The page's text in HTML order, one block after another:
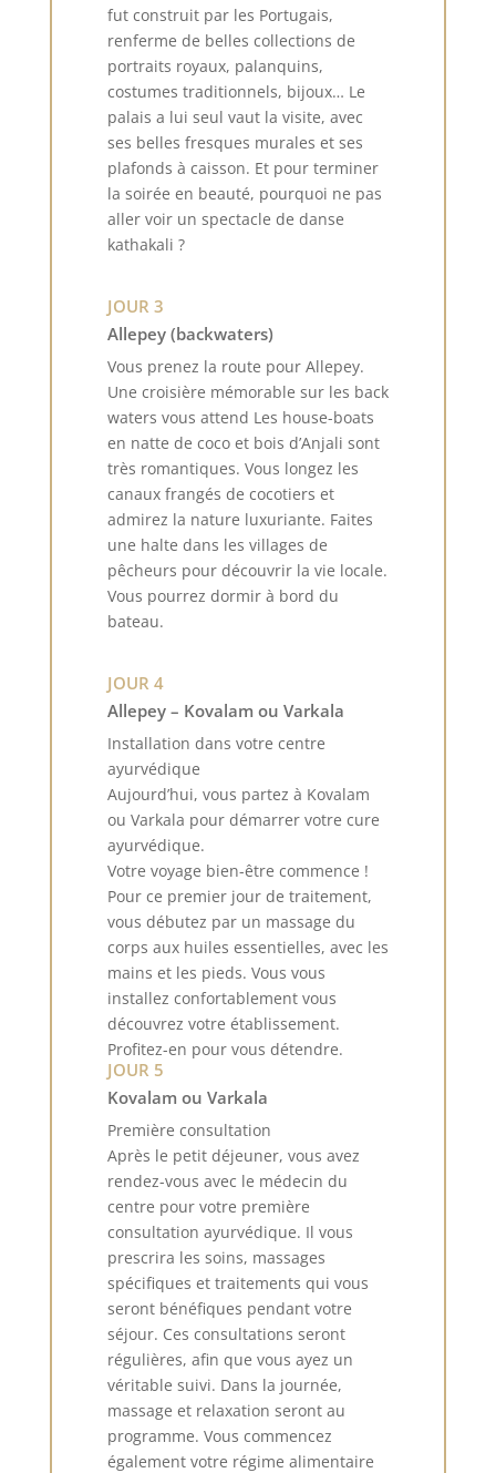
fut construit par les Portugais,
renferme de belles collections de
portraits royaux, palanquins,
costumes traditionnels, bijoux… Le
palais a lui seul vaut la visite, avec
ses belles fresques murales et ses
plafonds à caisson. Et pour terminer
la soirée en beauté, pourquoi ne pas
aller voir un spectacle de danse
kathakali ?
JOUR 3
Allepey (backwaters)
Vous prenez la route pour Allepey.
Une croisière mémorable sur les back
waters vous attend Les house-boats
en natte de coco et bois d’Anjali sont
très romantiques. Vous longez les
canaux frangés de cocotiers et
admirez la nature luxuriante. Faites
une halte dans les villages de
pêcheurs pour découvrir la vie locale.
Vous pourrez dormir à bord du
bateau.
JOUR 4
Allepey – Kovalam ou Varkala
Installation dans votre centre
ayurvédique
Aujourd’hui, vous partez à Kovalam
ou Varkala pour démarrer votre cure
ayurvédique.
Votre voyage bien-être commence !
Pour ce premier jour de traitement,
vous débutez par un massage du
corps aux huiles essentielles, avec les
mains et les pieds. Vous vous
installez confortablement vous
découvrez votre établissement.
Profitez-en pour vous détendre.
JOUR 5
Kovalam ou Varkala
Première consultation
Après le petit déjeuner, vous avez
rendez-vous avec le médecin du
centre pour votre première
consultation ayurvédique. Il vous
prescrira les soins, massages
spécifiques et traitements qui vous
seront bénéfiques pendant votre
séjour. Ces consultations seront
régulières, afin que vous ayez un
véritable suivi. Dans la journée,
massage et relaxation seront au
programme. Vous commencez
également votre régime alimentaire